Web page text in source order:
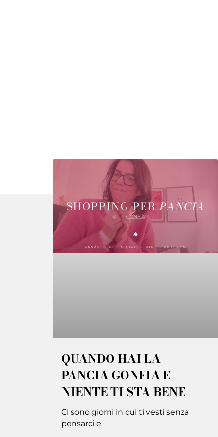
QUANDO HAI LA
PANCIA GONFIA E
NIENTE TI STA BENE
Ci sono giorni in cui ti vesti senza
pensarci e